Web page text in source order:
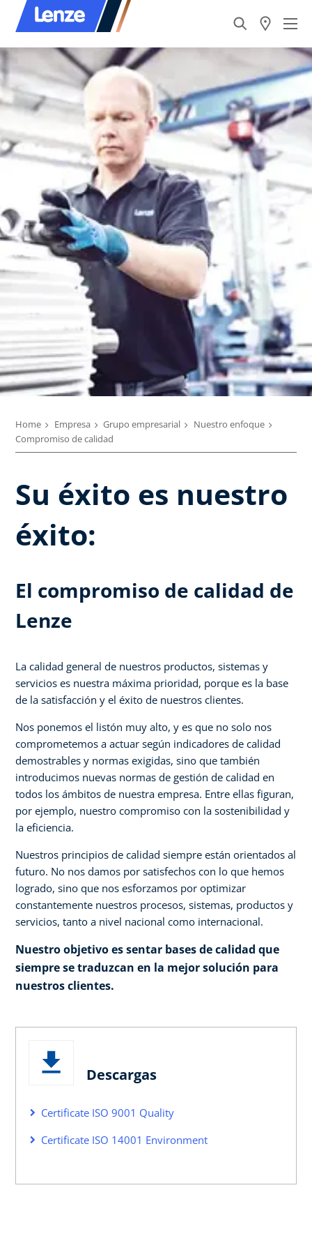
Home Empresa Grupo empresarial
Nuestro enfoque
Compromiso de calidad
Su éxito es nuestro
éxito:
El compromiso de calidad de
Lenze
La calidad general de nuestros productos, sistemas y
servicios es nuestra máxima prioridad, porque es la base
de la satisfacción y el éxito de nuestros clientes.
Nos ponemos el listón muy alto, y es que no solo nos
comprometemos a actuar según indicadores de calidad
demostrables y normas exigidas, sino que también
introducimos nuevas normas de gestión de calidad en
todos los ámbitos de nuestra empresa. Entre ellas figuran,
por ejemplo, nuestro compromiso con la sostenibilidad y
la eficiencia.
Nuestros principios de calidad siempre están orientados al
futuro. No nos damos por satisfechos con lo que hemos
logrado, sino que nos esforzamos por optimizar
constantemente nuestros procesos, sistemas, productos y
servicios, tanto a nivel nacional como internacional.
Nuestro objetivo es sentar bases de calidad que
siempre se traduzcan en la mejor solución para
nuestros clientes.
Descargas
Certificate ISO 9001 Quality
Certificate ISO 14001 Environment